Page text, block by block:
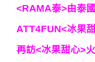
<RAMA泰>由泰
ATT4FUN<冰果
再訪<冰果甜心>